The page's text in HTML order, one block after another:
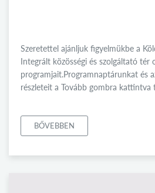
Szeretettel ajánljuk figyelmükbe a
Integrált közösségi és szolgáltató tér
programjait.Programnaptárunkat és
részleteit a Tovább gombra kattintva
BŐVEBBEN